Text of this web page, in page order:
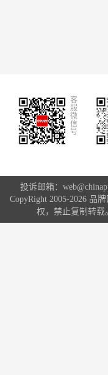
客
服
微
信
号
投诉邮箱：
CopyRight 2005-2026 品
权，禁止复制转载